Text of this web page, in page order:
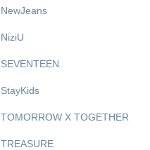
NewJeans
NiziU
SEVENTEEN
StayKids
TOMORROW X TOGETHER
TREASURE